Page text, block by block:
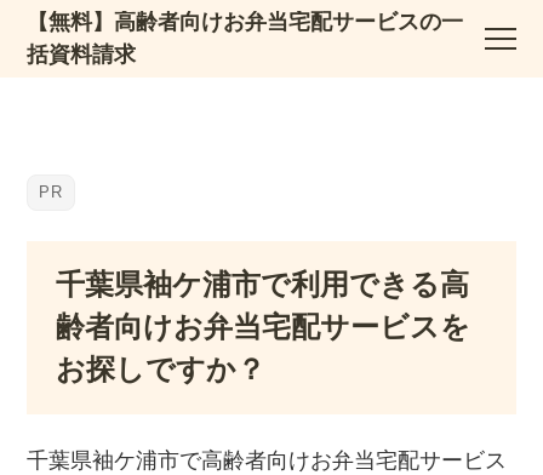
【無料】高齢者向けお弁当宅配サービスの一
括資料請求
千葉県袖ケ浦市で利用できる高
齢者向けお弁当宅配サービスを
お探しですか？
千葉県袖ケ浦市で高齢者向けお弁当宅配サービス